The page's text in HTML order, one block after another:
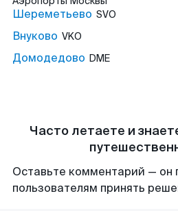
Шереметьево SVO
Внуково VKO
Домодедово DME
Часто летаете и
Оставьте комментарий — он
пользователям принять